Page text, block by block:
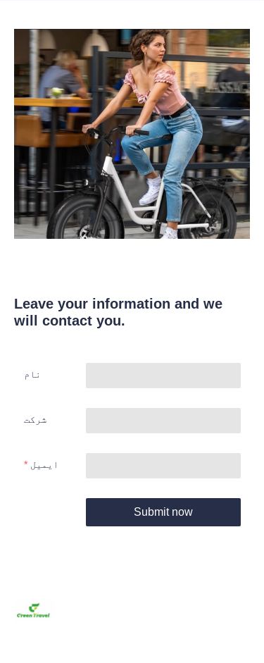
Leave your information and we
will contact you.
نام
شرکت
ایمیل
Submit now